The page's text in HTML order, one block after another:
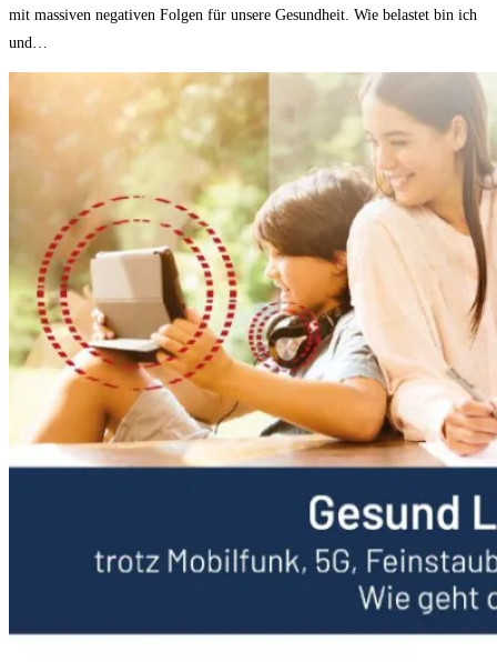
mit massiven negativen Folgen für unsere Gesundheit. Wie belastet bin ich
und…